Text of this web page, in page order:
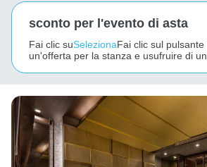
sconto per l'evento di asta
Fai clic suSelezionaFai clic sul
un'offerta per la stanza e usufruire di